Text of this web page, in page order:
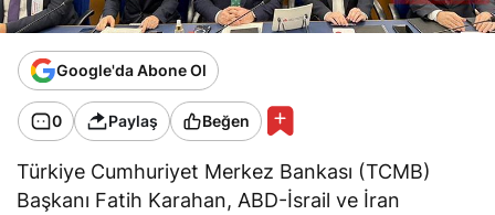
Google'da Abone Ol
0 Paylaş Beğen
Türkiye Cumhuriyet Merkez Bankası (TCMB)
Başkanı Fatih Karahan, ABD-İsrail ve İran